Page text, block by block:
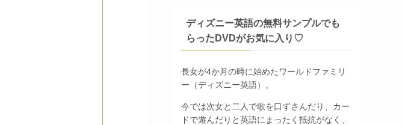
ディズニー英語の無料サンプルでも
らったDVDがお気に入り♡
長女が4か月の時に始めたワールドファミリ
ー（ディズニー英語）。
今では次女と二人で歌を口ずさんだり、カー
ドで遊んだりと英語にまったく抵抗がなく、